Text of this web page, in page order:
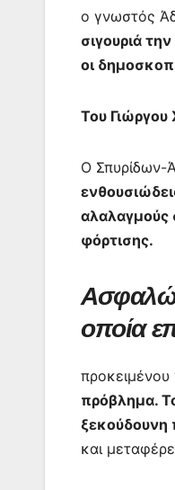
k
ο γνωστός
σιγουριά
οι
Του Γιώργου
Ο Σπυρίδων-
αλαλαγμούς
φόρτισης.
οποία
προκειμένου
πρόβλημα.
ξεκούδουνη
και